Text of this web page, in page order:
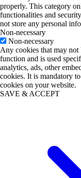
properly. This category
functionalities and
not store any personal
Non-necessary
Non-necessary
Any cookies that may not
function and is used
analytics, ads, other
cookies. It is mandatory
cookies on your website.
SAVE & ACCEPT